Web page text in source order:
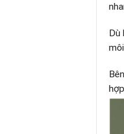
Dù